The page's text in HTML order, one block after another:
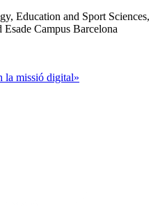
Education and Sport Sciences,
Campus Barcelona
la missió digital»